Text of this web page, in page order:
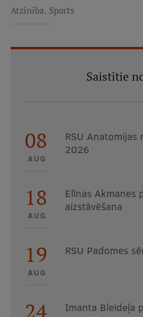
Atzinība, Sports
Saistītie
08
AUG
RSU Anatomijas
2026
18
AUG
Elīnas Akmanes
aizstāvēšana
19
AUG
RSU Padomes
24
Imanta Bleideļa